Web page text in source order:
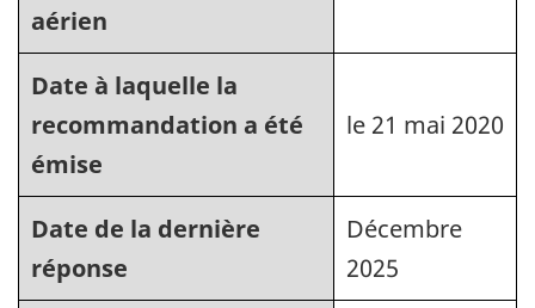
aérien
Date à laquelle la
recommandation a été
émise
le 21 mai 2020
Date de la dernière
réponse
Décembre
2025